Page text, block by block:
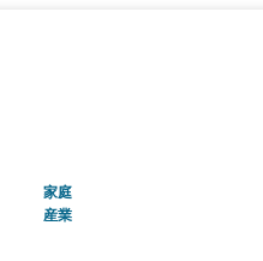
家庭(現在)
産業